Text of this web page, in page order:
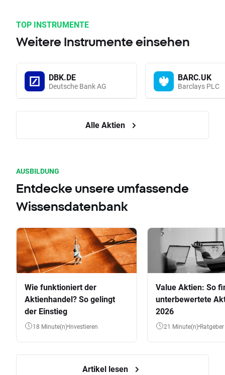
TOP INSTRUMENTE
Weitere Instrumente einsehen
DBK.DE
Deutsche Bank AG
BARC.UK
Barclays PLC
Alle Aktien
AUSBILDUNG
Entdecke unsere umfassende
Wissensdatenbank
Wie funktioniert der
Aktienhandel? So gelingt
der Einstieg
18 Minute(n) Investieren
Value Aktien: So
unterbewertete
2026
21 Minute(n) Ratgeber
Artikel lesen